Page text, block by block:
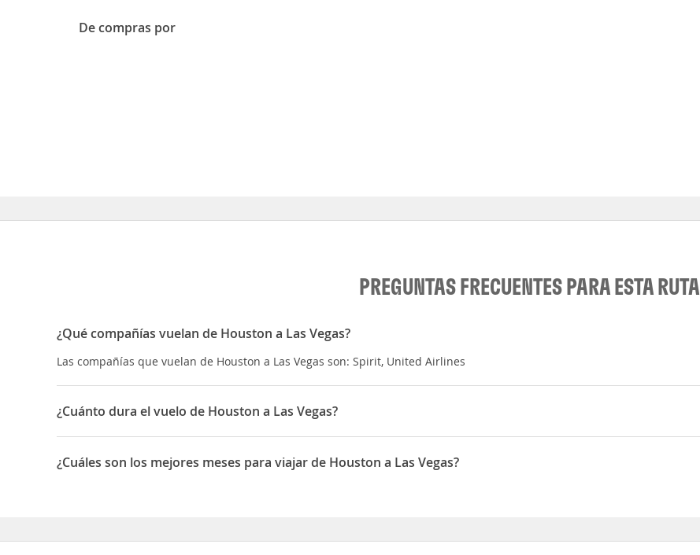
De compras por
PREGUNTAS FRECUENTES PARA ESTA RUTA
¿Qué compañías vuelan de Houston a Las Vegas?
Las compañías que vuelan de Houston a Las Vegas son: Spirit, United Airlines
¿Cuánto dura el vuelo de Houston a Las Vegas?
La duración media para viajar entre Houston y Las Vegas es 05:27
¿Cuáles son los mejores meses para viajar de Houston a Las Vegas?